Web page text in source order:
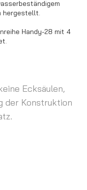
hergestellt.
Handy-28 mit 4
Ecksäulen,
der Konstruktion